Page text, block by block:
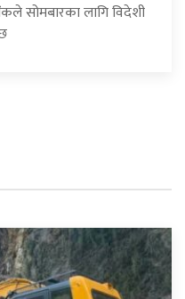
सोमबारका लागि विदेशी